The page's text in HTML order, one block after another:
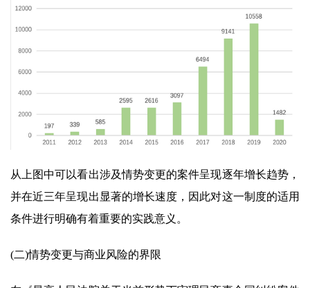
从上图中可以看出涉及情势变更的案件呈现逐年增长趋势，
并在近三年呈现出显著的增长速度，因此对这一制度的适用
条件进行明确有着重要的实践意义。
(二)情势变更与商业风险的界限